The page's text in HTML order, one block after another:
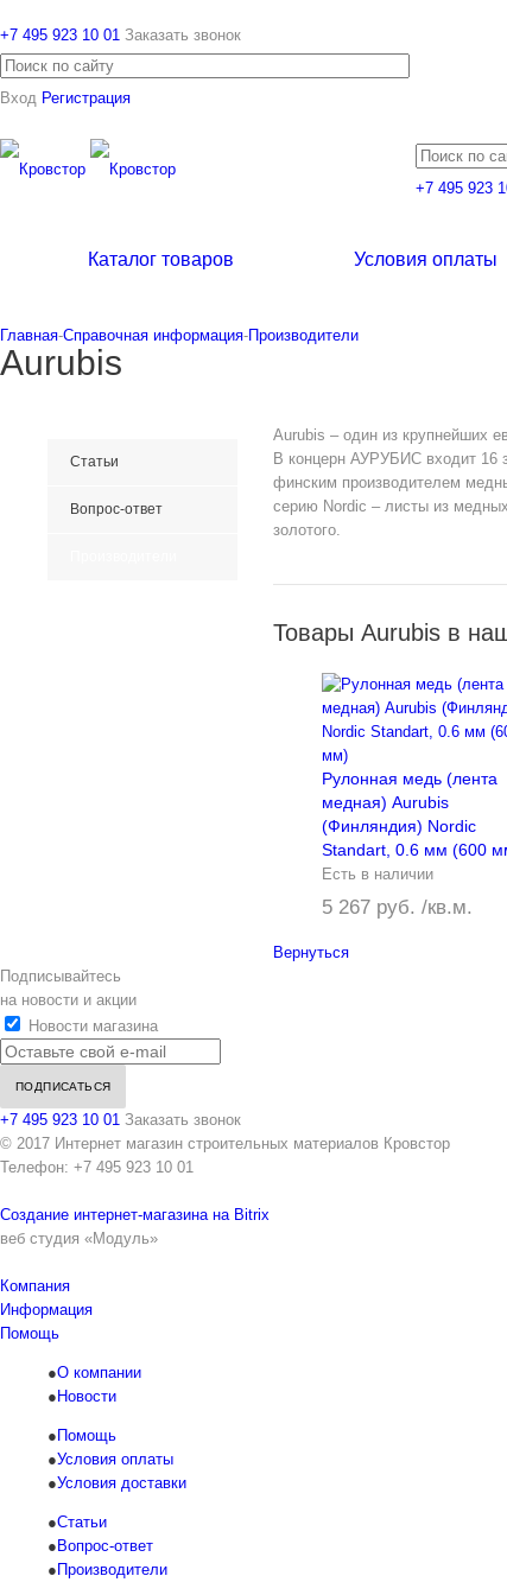
+7 495 923 10 01 Заказать звонок
Вход Регистрация
+7 495 923
Каталог товаров Условия оплаты
Главная-Справочная информация-Производители
Aurubis
Статьи
Вопрос-ответ
Aurubis – один из крупнейших
В концерн АУРУБИС входит 16
финским производителем
серию Nordic – листы из
золотого.
Товары Aurubis в
Рулонная медь (лента
медная) Aurubis
(Финляндия) Nordic
Standart, 0.6 мм (600
Есть в наличии
5 267 руб. /кв.м.
Вернуться
Подписывайтесь
на новости и акции
Новости магазина
+7 495 923 10 01 Заказать звонок
© 2017 Интернет магазин строительных материалов Кровстор
Телефон: +7 495 923 10 01
Создание интернет-магазина на Bitrix
веб студия «Модуль»
Компания
Информация
Помощь
О компании
Новости
Помощь
Условия оплаты
Условия доставки
Статьи
Вопрос-ответ
Производители